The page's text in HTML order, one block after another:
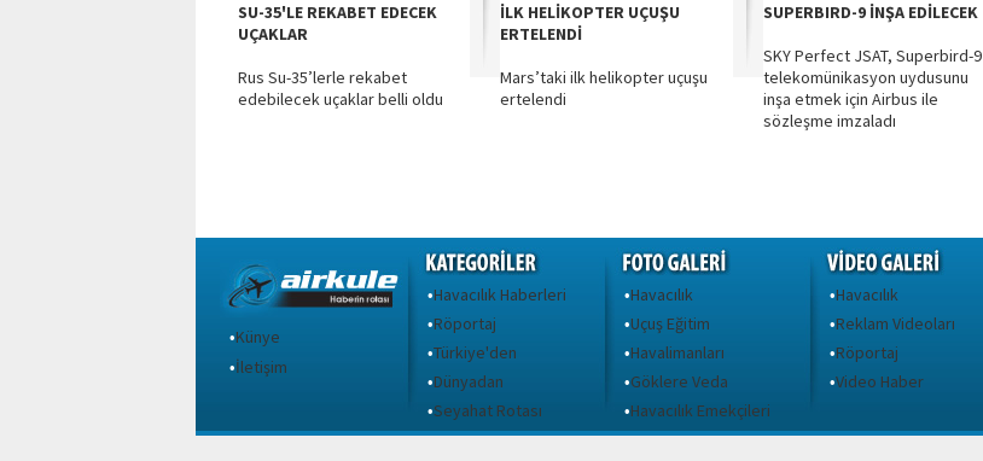
SU-35'LE REKABET EDECEK
UÇAKLAR
Rus Su-35’lerle rekabet
edebilecek uçaklar belli oldu
İLK HELİKOPTER UÇUŞU
ERTELENDİ
Mars’taki ilk helikopter uçuşu
ertelendi
SUPERBIRD-9 İNŞA EDİLECEK
SKY Perfect JSAT, Superbird-9
telekomünikasyon uydusunu
inşa etmek için Airbus ile
sözleşme imzaladı
•Künye
•İletişim
•Havacılık Haberleri
•Röportaj
•Türkiye'den
•Dünyadan
•Seyahat Rotası
•Havacılık
•Uçuş Eğitim
•Havalimanları
•Göklere Veda
•Havacılık Emekçileri
•Havacılık
•Reklam Videoları
•Röportaj
•Video Haber